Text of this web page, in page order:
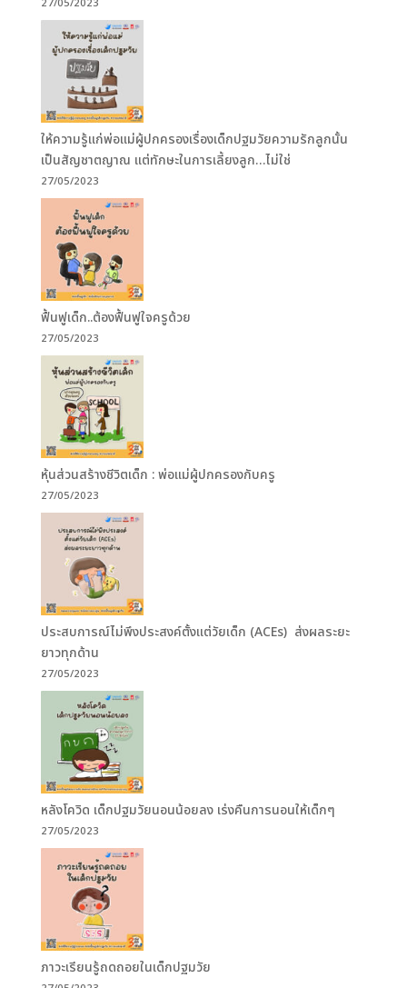
27/05/2023
ให้ความรู้แก่พ่อแม่ผู้ปกครองเรื่องเด็กปฐมวัยความรักลูกนั้น
เป็นสัญชาตญาณ แต่ทักษะในการเลี้ยงลูก…ไม่ใช่
27/05/2023
ฟื้นฟูเด็ก..ต้องฟื้นฟูใจครูด้วย
27/05/2023
หุ้นส่วนสร้างชีวิตเด็ก : พ่อแม่ผู้ปกครองกับครู
27/05/2023
ประสบการณ์ไม่พึงประสงค์ตั้งแต่วัยเด็ก (ACEs) ส่งผลระยะ
ยาวทุกด้าน
27/05/2023
หลังโควิด เด็กปฐมวัยนอนน้อยลง เร่งคืนการนอนให้เด็กๆ
27/05/2023
ภาวะเรียนรู้ถดถอยในเด็กปฐมวัย